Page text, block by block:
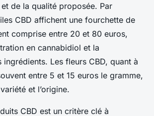
de la qualité proposée. Par
CBD affichent une fourchette de
comprise entre 20 et 80 euros,
en cannabidiol et la
ingrédients. Les fleurs CBD, quant à
entre 5 et 15 euros le gramme,
et l’origine.
CBD est un critère clé à